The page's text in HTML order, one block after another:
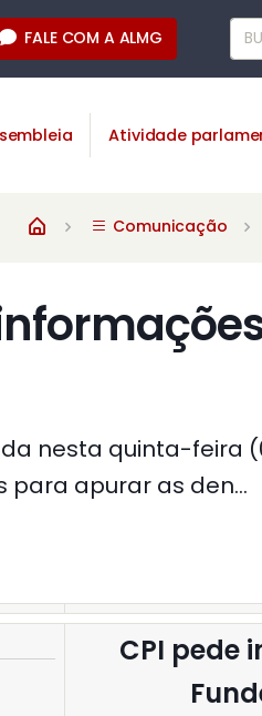
FALE COM A ALMG
Atividade
Comunicação
nesta quinta-feira
para apurar as den...
CPI pede